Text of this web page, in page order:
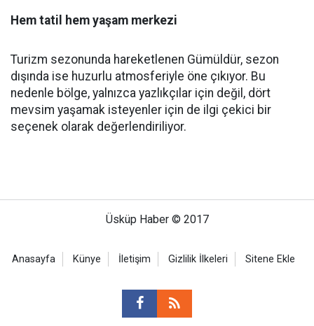
Hem tatil hem yaşam merkezi
Turizm sezonunda hareketlenen Gümüldür, sezon
dışında ise huzurlu atmosferiyle öne çıkıyor. Bu
nedenle bölge, yalnızca yazlıkçılar için değil, dört
mevsim yaşamak isteyenler için de ilgi çekici bir
seçenek olarak değerlendiriliyor.
Üsküp Haber © 2017
Anasayfa Künye İletişim Gizlilik İlkeleri Sitene Ekle